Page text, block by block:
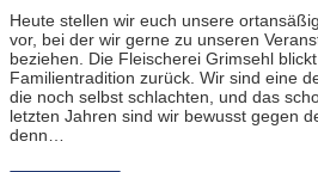
Heute stellen wir euch unsere
vor, bei der wir gerne zu unseren
beziehen. Die Fleischerei Grimsehl
Familientradition zurück. Wir sind eine
die noch selbst schlachten, und das
letzten Jahren sind wir bewusst gegen
denn…